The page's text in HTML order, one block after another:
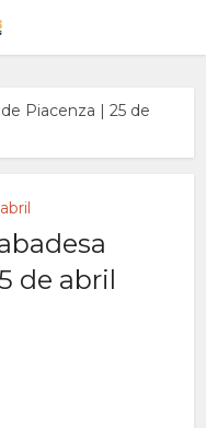
Piacenza | 25 de
de abril